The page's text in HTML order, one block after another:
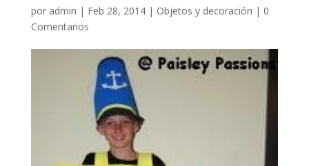
por admin | Feb 28, 2014| Objetos y decoración | 0
Comentarios